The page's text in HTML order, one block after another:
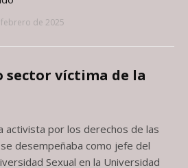
de 2025
víctima de la
activista por los derechos de las
desempeñaba como jefe del
Sexual en la Universidad